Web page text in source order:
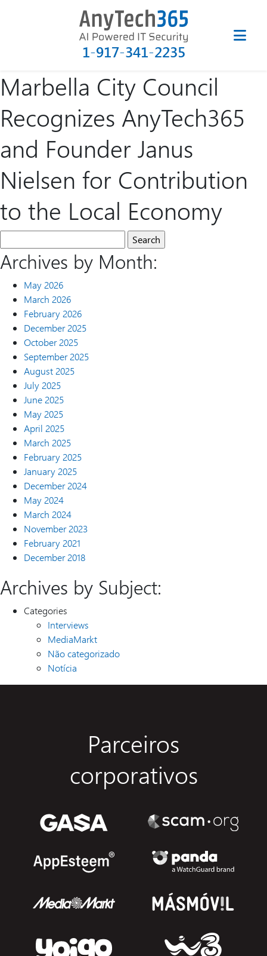
1-917-341-2235
Marbella City Council
Recognizes AnyTech365
and Founder Janus
Nielsen for Contribution
to the Local Economy
Archives by Month:
May 2026
March 2026
February 2026
December 2025
October 2025
September 2025
August 2025
July 2025
June 2025
May 2025
April 2025
March 2025
February 2025
January 2025
December 2024
May 2024
March 2024
November 2023
February 2021
December 2018
Archives by Subject:
Categories
Interviews
MediaMarkt
Não categorizado
Notícia
Parceiros
corporativos